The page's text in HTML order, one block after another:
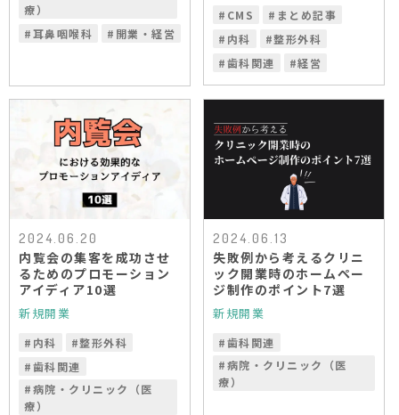
療）
#耳鼻咽喉科 # 開業・経営
# CMS # まとめ記事
# 内科 #整形外科
#歯科関連 #経営
2024.06.20
内覧会の集客を成功させ
るためのプロモーション
アイディア10選
新規開業
# 内科 #整形外科
#歯科関連
#病院・クリニック（医
療）
2024.06.13
失敗例から考えるクリニ
ック開業時のホームペー
ジ制作のポイント7選
新規開業
#歯科関連
#病院・クリニック（医
療）